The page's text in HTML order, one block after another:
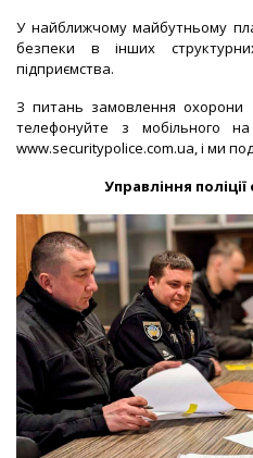
У найближчому майбутньому
безпеки в інших
підприємства.
З питань замовлення охорони
телефонуйте з мобільного
www.securitypolice.com.ua, і ми
Управління